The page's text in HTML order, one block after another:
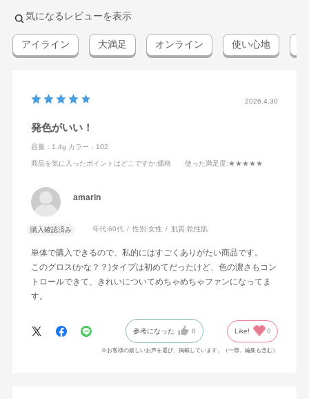
気になるレビューを表示
アイライン 大満足 オンライン 使い心地
2026.4.30
発色がいい！
容量：1.4g カラー：102
商品を気に入ったポイントはどこですか:価格 使った満足度:★★★★★
amarin
購入確認済み 年代:60代 性別:女性 肌質:乾性肌
単体で購入できるので、私的にはすごくありがたい商品です。
このグロス(かな？？)タイプは初めてだったけど、色の濃さもコン
トロールできて、きれいについてめちゃめちゃファンになってま
す。
参考になった 0 Like! 0
※お客様の嬉しいお声を選び、掲載しています。（一部、編集も含む）